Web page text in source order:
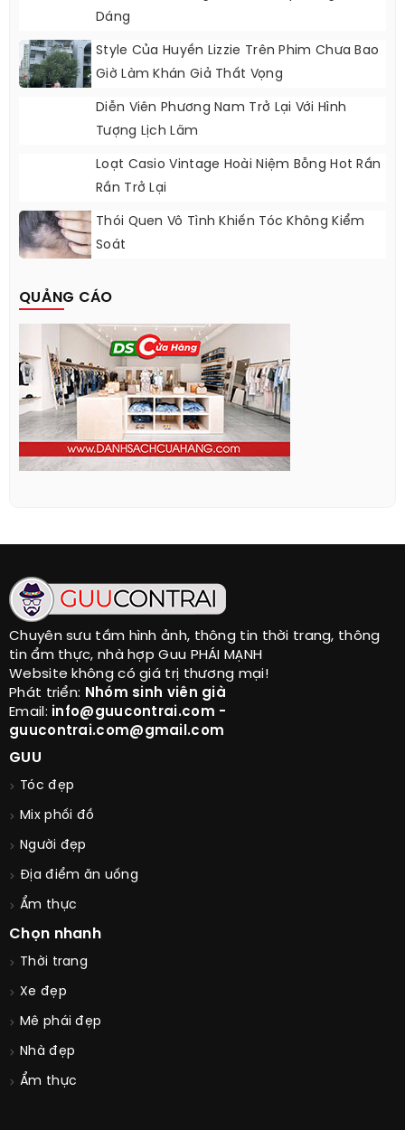
Dáng
Style Của Huyền Lizzie Trên Phim Chưa Bao
Giờ Làm Khán Giả Thất Vọng
Diễn Viên Phương Nam Trở Lại Với Hình
Tượng Lịch Lãm
Loạt Casio Vintage Hoài Niệm Bỗng Hot Rần
Rần Trở Lại
Thói Quen Vô Tình Khiến Tóc Không Kiểm
Soát
QUẢNG CÁO
Chuyên sưu tầm hình ảnh, thông tin thời trang, thông
tin ẩm thực, nhà hợp Guu PHÁI MẠNH
Website không có giá trị thương mại!
Phát triển: Nhóm sinh viên già
Email: info@guucontrai.com -
guucontrai.com@gmail.com
GUU
Tóc đẹp
Mix phối đồ
Người đẹp
Địa điểm ăn uống
Ẩm thực
Chọn nhanh
Thời trang
Xe đẹp
Mê phái đẹp
Nhà đẹp
Ẩm thực